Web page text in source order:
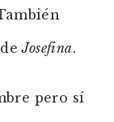
Josefina.
pero sí